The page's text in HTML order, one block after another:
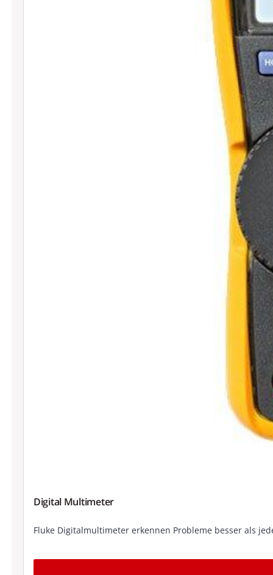
Digital Multimeter
Fluke Digitalmultimeter erkennen Probleme besser als